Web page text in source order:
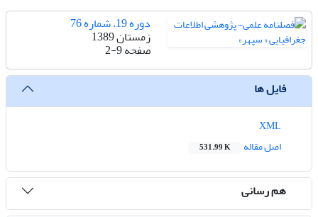
دوره 19، شماره 76
زمستان 1389
صفحه2-9
فایل ها
اصل مقاله
531.99 K
هم رسانی